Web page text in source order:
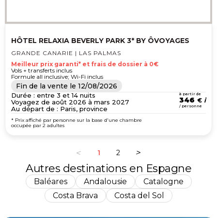
HÔTEL RELAXIA BEVERLY PARK 3* BY ÔVOYAGES
GRANDE CANARIE | LAS PALMAS
Meilleur prix garanti* et frais de dossier à 0€
Vols + transferts inclus
Formule all inclusive; Wi-Fi inclus
Fin de la vente le 12/08/2026
Durée : entre 3 et 14 nuits
Voyagez de août 2026 à mars 2027
Au départ de : Paris, province
à partir de
346 €
/ personne
* Prix affiché par personne sur la base d'une chambre
occupée par 2 adultes
1 2
Autres destinations en Espagne
Baléares Andalousie
Catalogne
Costa Brava
Costa del Sol